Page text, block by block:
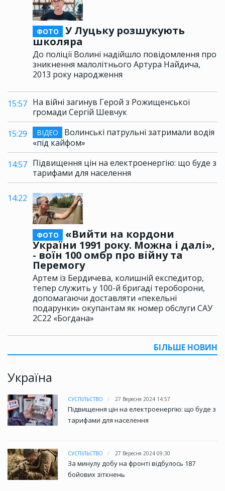
ФОТО
У Луцьку розшукують
школяра
До поліції Волині надійшло повідомлення про
зникнення малолітнього Артура Найдича,
2013 року народження
15:57 На війні загинув Герой з Рожищенської
громади Сергій Шевчук
15:29
ВІДЕО
Волинські патрульні затримали водія
«під кайфом»
14:57 Підвищення цін на електроенергію: що буде з
тарифами для населення
14:22
ФОТО
«Вийти на кордони
України 1991 року. Можна і далі»,
- воїн 100 омбр про війну та
Перемогу
Артем із Бердичева, колишній експедитор,
тепер служить у 100-й бригаді тероборони,
допомагаючи доставляти «пекельні
подарунки» окупантам як номер обслуги САУ
2С22 «Богдана»
БІЛЬШЕ НОВИН
Україна
СУСПІЛЬСТВО 27 Вересня 2024 14:57
Підвищення цін на електроенергію: що буде з
тарифами для населення
СУСПІЛЬСТВО 27 Вересня 2024 09:30
За минулу добу на фронті відбулось 187
бойових зіткнень